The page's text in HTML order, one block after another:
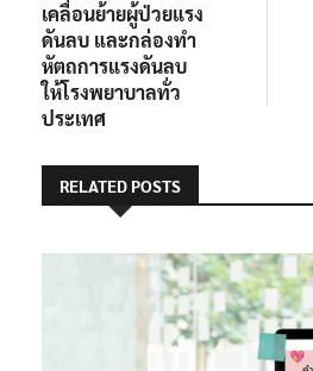
เคลื่อนย้ายผู้ป่วยแรง
ดันลบ และกล่องทำ
หัตถการแรงดันลบ
ให้โรงพยาบาลทั่ว
ประเทศ
RELATED POSTS